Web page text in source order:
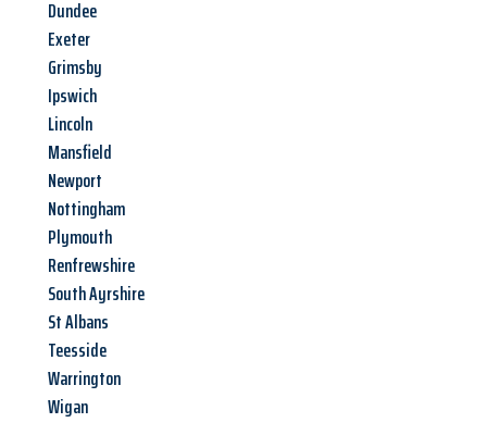
Dundee
Exeter
Grimsby
Ipswich
Lincoln
Mansfield
Newport
Nottingham
Plymouth
Renfrewshire
South Ayrshire
St Albans
Teesside
Warrington
Wigan